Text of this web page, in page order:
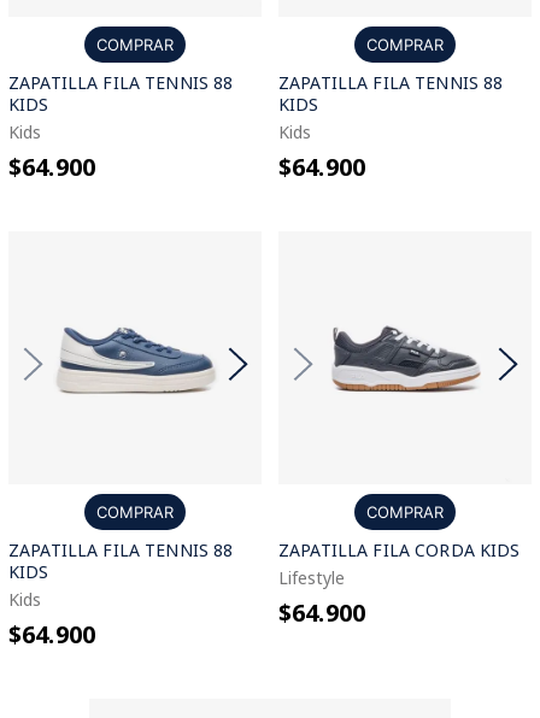
COMPRAR
ZAPATILLA FILA TENNIS 88
KIDS
Kids
$64.900
COMPRAR
ZAPATILLA FILA TENNIS 88
KIDS
Kids
$64.900
COMPRAR
ZAPATILLA FILA TENNIS 88
KIDS
Kids
$64.900
COMPRAR
ZAPATILLA FILA CORDA KIDS
Lifestyle
$64.900